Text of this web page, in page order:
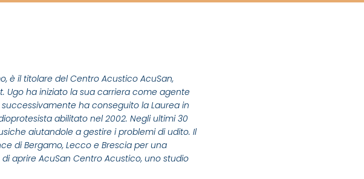
è il titolare del Centro Acustico AcuSan,
Ugo ha iniziato la sua carriera come agente
ha conseguito la Laurea in
abilitato nel 2002. Negli ultimi 30
aiutandole a gestire i problemi di udito. Il
di Bergamo, Lecco e Brescia per una
aprire AcuSan Centro Acustico, uno studio